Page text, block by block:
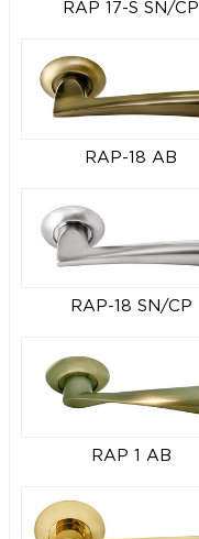
RAP 17-S SN/CP
RAP-18 AB
RAP-18 SN/CP
RAP 1 AB